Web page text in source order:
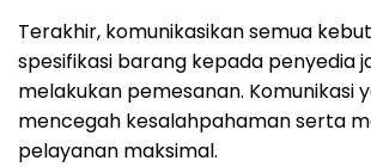
Terakhir, komunikasikan semua
spesifikasi barang kepada penyedia
melakukan pemesanan. Komunikasi
mencegah kesalahpahaman serta
pelayanan maksimal.